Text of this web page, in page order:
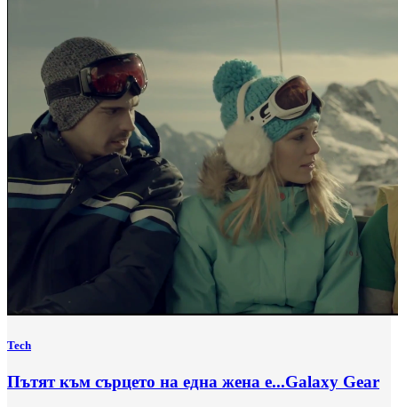
Tech
Пътят към сърцето на една жена е...Galaxy Gear